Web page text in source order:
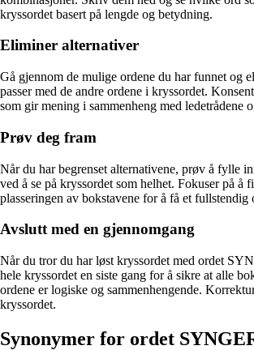
kryssordet basert på lengde og betydning.
Eliminer alternativer
Gå gjennom de mulige ordene du har funnet og
passer med de andre ordene i kryssordet.
som gir mening i sammenheng med ledetrådene
Prøv deg fram
Når du har begrenset alternativene, prøv å fylle
ved å se på kryssordet som helhet. Fokuser på å
plasseringen av bokstavene for å få et
Avslutt med en gjennomgang
Når du tror du har løst kryssordet med ordet
hele kryssordet en siste gang for å sikre at alle
ordene er logiske og sammenhengende.
kryssordet.
Synonymer for ordet